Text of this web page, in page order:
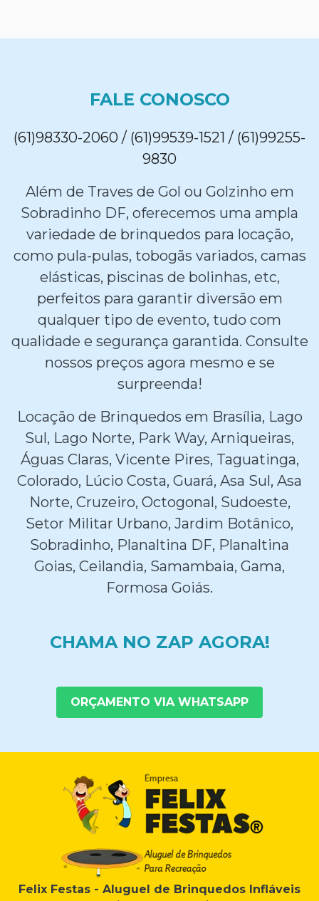
FALE CONOSCO
(61)98330-2060 / (61)99539-1521 / (61)99255-
9830
Além de Traves de Gol ou Golzinho em
Sobradinho DF, oferecemos uma ampla
variedade de brinquedos para locação,
como pula-pulas, tobogãs variados, camas
elásticas, piscinas de bolinhas, etc,
perfeitos para garantir diversão em
qualquer tipo de evento, tudo com
qualidade e segurança garantida. Consulte
nossos preços agora mesmo e se
surpreenda!
Locação de Brinquedos em Brasília, Lago
Sul, Lago Norte, Park Way, Arniqueiras,
Águas Claras, Vicente Pires, Taguatinga,
Colorado, Lúcio Costa, Guará, Asa Sul, Asa
Norte, Cruzeiro, Octogonal, Sudoeste,
Setor Militar Urbano, Jardim Botânico,
Sobradinho, Planaltina DF, Planaltina
Goias, Ceilandia, Samambaia, Gama,
Formosa Goiás.
CHAMA NO ZAP AGORA!
ORÇAMENTO VIA WHATSAPP
Felix Festas - Aluguel de Brinquedos Infláveis